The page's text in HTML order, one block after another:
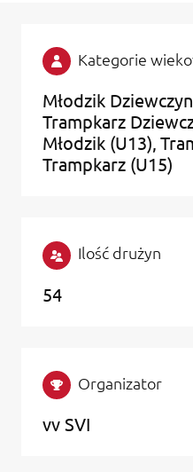
Kategorie
Młodzik
Trampkarz
Młodzik (U13)
Trampkarz (U15)
Ilość drużyn
54
Organizator
vv SVI